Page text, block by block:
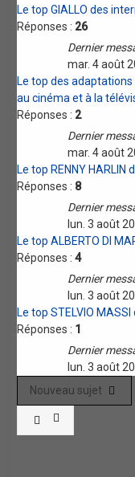
Le top GIALLO des
Réponses : 26
Dernier
mar. 4 août
Le top des adaptations
au cinéma et à la
Réponses : 2
Dernier
mar. 4 août
Le top RENNY HARLIN
Réponses : 8
Dernier
lun. 3 août
Le top ALBERTO DI
Réponses :4
Dernier
lun. 3 août
Le top STELVIO
Réponses : 1
Dernier
lun. 3 août
Nouveau sujet